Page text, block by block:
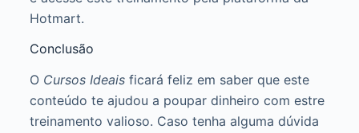
Hotmart.
Conclusão
O Cursos Ideaisficará feliz em saber que este
conteúdo te ajudou a poupar dinheiro com estre
treinamento valioso. Caso tenha alguma dúvida